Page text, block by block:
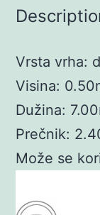
Vrsta vrha:
Visina:
Dužina:
Prečnik:
Može se